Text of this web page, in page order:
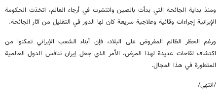
ومنذ بداية الجائحة التي بدأت بالصين وانتشرت في أرجاء العالم، اتخذت الحكومة
الإيرانية إجراءات وقائية وعلاجية سريعة كان لها الدور في التقليل من آثار الجائحة.
ورغم الحظر الظالم المفروض على البلاد، فإن أبناء الشعب الإيراني تمكنوا من
اكتشاف لقاحات عديدة لهذا المرض، الأمر الذي جعل إيران تنافس الدول العالمية
المتطورة في هذا المجال.
/انتهى/